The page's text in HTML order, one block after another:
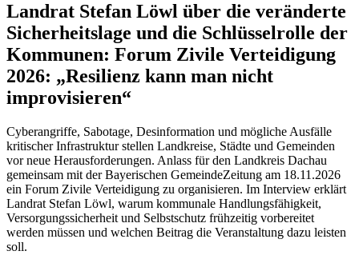
Landrat Stefan Löwl über die veränderte
Sicherheitslage und die Schlüsselrolle der
Kommunen: Forum Zivile Verteidigung
2026: „Resilienz kann man nicht
improvisieren“
Cyberangriffe, Sabotage, Desinformation und mögliche Ausfälle
kritischer Infrastruktur stellen Landkreise, Städte und Gemeinden
vor neue Herausforderungen. Anlass für den Landkreis Dachau
gemeinsam mit der Bayerischen GemeindeZeitung am 18.11.2026
ein Forum Zivile Verteidigung zu organisieren. Im Interview erklärt
Landrat Stefan Löwl, warum kommunale Handlungsfähigkeit,
Versorgungssicherheit und Selbstschutz frühzeitig vorbereitet
werden müssen und welchen Beitrag die Veranstaltung dazu leisten
soll.